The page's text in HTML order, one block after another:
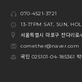
070-4521-3721
13-17PM SAT, SUN,
서울특별시 마포구 잔다리
comether@naver.com
국민 025101-04-185361 박